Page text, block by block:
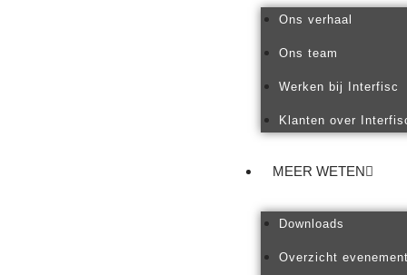
Ons verhaal
Ons team
Werken bij Interfisc
Klanten over
MEER WETEN
Downloads
Overzicht